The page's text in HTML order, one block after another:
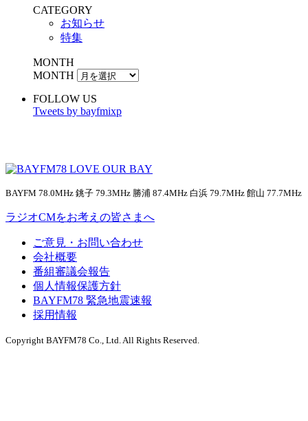
CATEGORY
お知らせ
特集
MONTH
MONTH
FOLLOW US
Tweets by bayfmixp
BAYFM 78.0MHz 銚子 79.3MHz 勝浦 87.4MHz 白浜 79.7MHz 館山 77.7MHz
ラジオCMをお考えの皆さまへ
ご意見・お問い合わせ
会社概要
番組審議会報告
個人情報保護方針
BAYFM78 緊急地震速報
採用情報
Copyright BAYFM78 Co., Ltd. All Rights Reserved.